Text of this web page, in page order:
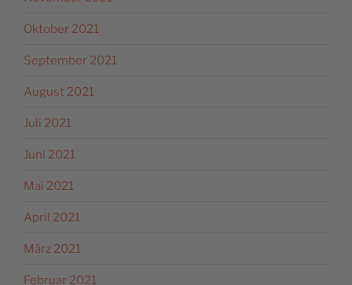
Oktober 2021
September 2021
August 2021
Juli 2021
Juni 2021
Mai 2021
April 2021
März 2021
Februar 2021